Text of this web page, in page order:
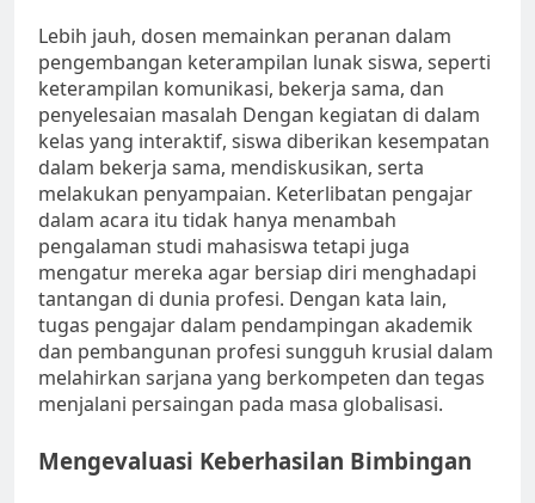
Lebih jauh, dosen memainkan peranan dalam
pengembangan keterampilan lunak siswa, seperti
keterampilan komunikasi, bekerja sama, dan
penyelesaian masalah Dengan kegiatan di dalam
kelas yang interaktif, siswa diberikan kesempatan
dalam bekerja sama, mendiskusikan, serta
melakukan penyampaian. Keterlibatan pengajar
dalam acara itu tidak hanya menambah
pengalaman studi mahasiswa tetapi juga
mengatur mereka agar bersiap diri menghadapi
tantangan di dunia profesi. Dengan kata lain,
tugas pengajar dalam pendampingan akademik
dan pembangunan profesi sungguh krusial dalam
melahirkan sarjana yang berkompeten dan tegas
menjalani persaingan pada masa globalisasi.
Mengevaluasi Keberhasilan Bimbingan